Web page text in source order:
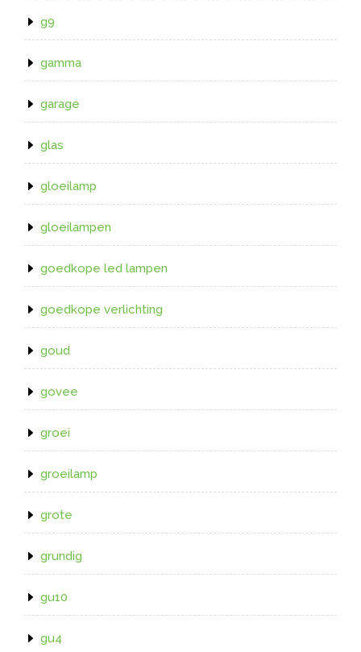
g9
gamma
garage
glas
gloeilamp
gloeilampen
goedkope led lampen
goedkope verlichting
goud
govee
groei
groeilamp
grote
grundig
gu10
gu4